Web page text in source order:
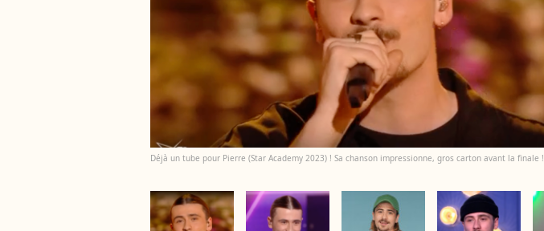
Déjà un tube pour Pierre (Star Academy 2023) ! Sa chanson impressionne, gros carton avant la finale !